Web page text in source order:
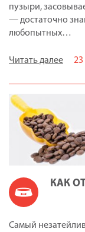
пузыри,
— достаточно
любопытных…
Читать далее 23
КАК
Самый